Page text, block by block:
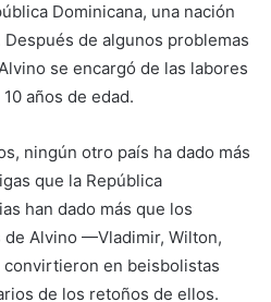
Dominicana, una nación
de algunos problemas
se encargó de las labores
años de edad.
ningún otro país ha dado más
que la República
han dado más que los
Alvino —Vladimir, Wilton,
en beisbolistas
de los retoños de ellos.